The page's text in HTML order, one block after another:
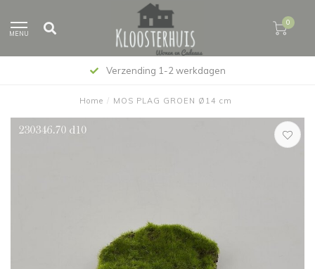
MENU
0
Verzending 1-2 werkdagen
Home / MOS PLAG GROEN Ø14 cm